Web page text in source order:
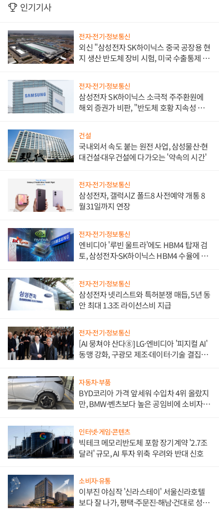
인기기사
전자·전기·정보통신
외신 "삼성전자 SK하이닉스 중국 공장용 현
지 생산 반도체 장비 시험, 미국 수출통제 대
전자·전기·정보통신
삼성전자 SK하이닉스 소극적 주주환원에
해외 증권가 비판, "반도체 호황 지속성 의
건설
국내외서 속도 붙는 원전 사업, 삼성물산·현
대건설·대우건설에 다가오는 '약속의 시간'
전자·전기·정보통신
삼성전자, 갤럭시Z 폴드8 사전예약 개통 8
월31일까지 연장
전자·전기·정보통신
엔비디아 '루빈 울트라'에도 HBM4 탑재 검
토, 삼성전자·SK하이닉스 HBM4 수율에 주
전자·전기·정보통신
삼성전자 넷리스트와 특허분쟁 매듭, 5년 동
안 최대 1.3조 라이선스비 지급
전자·전기·정보통신
[AI 뭉쳐야 산다⑧] LG·엔비디아 '피지컬 AI'
동맹 강화, 구광모 제조·데이터·기술 결집
자동차·부품
BYD코리아 가격 앞세워 수입차 4위 올랐지
만, BMW·벤츠보다 높은 공임비에 소비자
인터넷·게임·콘텐츠
빅테크 메모리반도체 포함 장기계약 '2.7조
달러' 규모, AI 투자 위축 우려와 반대 신호
소비자·유통
이부진 야심작 '신라스테이' 서울신라호텔
보다 잘 나가, 평택·주문진·해남·건대로 성